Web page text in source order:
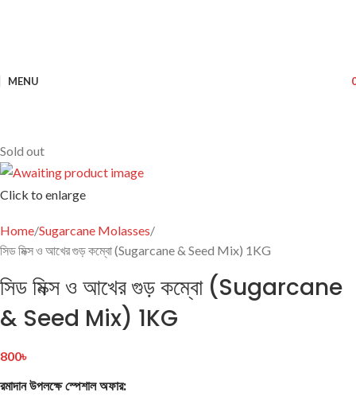
MENU
Sold out
Click to enlarge
Home Sugarcane Molasses
সিড মিক্স ও আখের গুড় কম্বো (Sugarcane & Seed Mix) 1KG
সিড মিক্স ও আখের গুড় কম্বো (Sugarcane
& Seed Mix) 1KG
800৳
রমাদান উপলক্ষে স্পেশাল অফার: